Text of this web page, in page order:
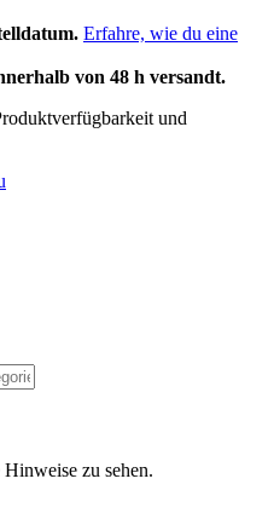
Erfahre, wie du eine
von 48 h versandt.
und
zu sehen.